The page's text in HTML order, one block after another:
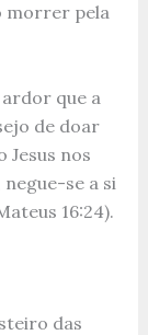
morrer pela
que a
de doar
Jesus nos
negue-se a si
16:24).
das